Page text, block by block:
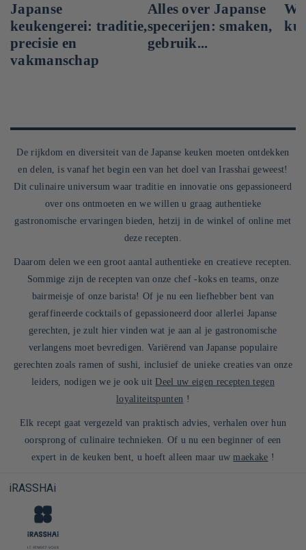
Japanse
keukengerei: traditie,
precisie en
vakmanschap
Alles over Japanse
specerijen: smaken,
gebruik...
De rijkdom en diversiteit van de Japanse keuken moeten ontdekken
en delen, is vanaf het begin een van het doel van Irasshai geweest!
Dit culinaire universum waar traditie en innovatie ons gepassioneerd
over ons ontmoeten en we willen u graag authentieke
gastronomische ervaringen bieden, hetzij in de winkel of online met
deze recepten.
Daarom delen we een groot aantal authentieke en creatieve recepten.
Sommige zijn de recepten van onze chef -koks en teams, onze
bairmeisje of onze barista! Of je nu een liefhebber bent van
geraffineerde cocktails of gepassioneerd door allerlei Japanse
gerechten, je zult hier vinden wat je aan al je gastronomische
verlangens moet bevredigen. Variërend van Japanse populaire
gerechten zoals ramen of sushi, inclusief de unieke creaties van onze
leiders, nodigen we je ook uit Deel uw eigen recepten tegen
loyaliteitspunten !
Elk recept gaat vergezeld van praktisch advies, verhalen over hun
oorsprong of culinaire technieken. Of u nu een beginner of een
expert in de keuken bent, u hoeft alleen maar uwmaekake !
iRASSHAi